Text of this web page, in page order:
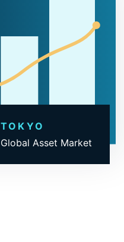
TOKYO
Global Asset Market